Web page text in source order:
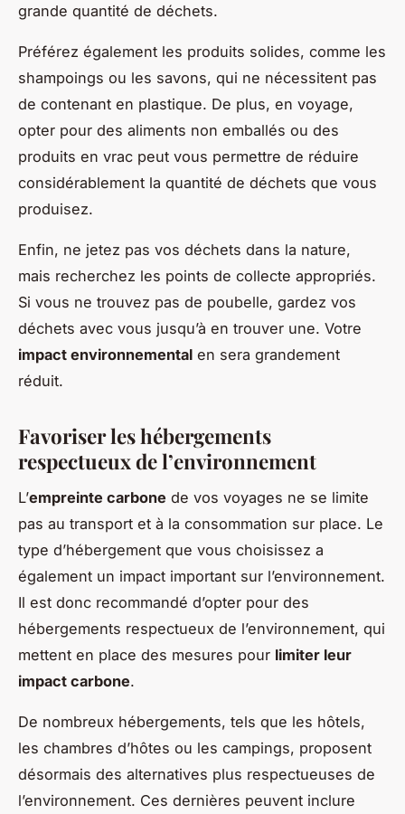
grande quantité de déchets.
Préférez également les produits solides, comme les
shampoings ou les savons, qui ne nécessitent pas
de contenant en plastique. De plus, en voyage,
opter pour des aliments non emballés ou des
produits en vrac peut vous permettre de réduire
considérablement la quantité de déchets que vous
produisez.
Enfin, ne jetez pas vos déchets dans la nature,
mais recherchez les points de collecte appropriés.
Si vous ne trouvez pas de poubelle, gardez vos
déchets avec vous jusqu’à en trouver une. Votre
impact environnemental en sera grandement
réduit.
Favoriser les hébergements
respectueux de l’environnement
L’empreinte carbone de vos voyages ne se limite
pas au transport et à la consommation sur place. Le
type d’hébergement que vous choisissez a
également un impact important sur l’environnement.
Il est donc recommandé d’opter pour des
hébergements respectueux de l’environnement, qui
mettent en place des mesures pour limiter leur
impact carbone.
De nombreux hébergements, tels que les hôtels,
les chambres d’hôtes ou les campings, proposent
désormais des alternatives plus respectueuses de
l’environnement. Ces dernières peuvent inclure